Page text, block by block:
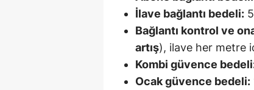
İlave bağlantı bedeli:
Bağlantı kontrol ve
artış), ilave her metre
Kombi güvence
Ocak güvence bedeli: